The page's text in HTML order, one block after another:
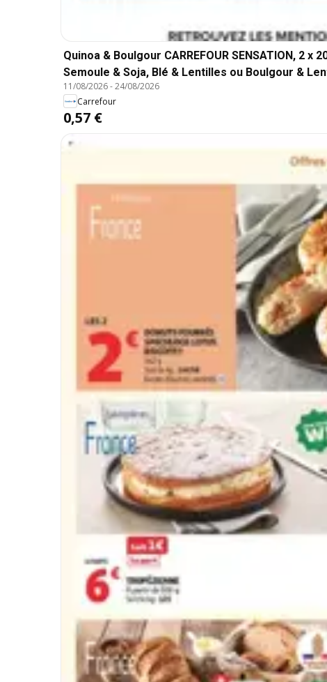
Quinoa & Boulgour CARREFOUR SENSATION, 2
Semoule & Soja, Blé & Lentilles ou Boulgour &
11/08/2026-24/08/2026
Carrefour
0,57 €